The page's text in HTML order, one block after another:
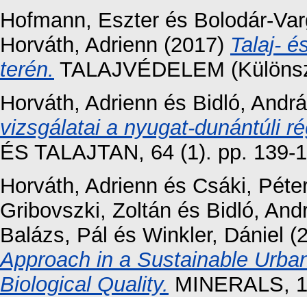
Hofmann, Eszter és Bolodár-
Horváth, Adrienn (2017) Talaj-
terén. TALAJVÉDELEM
Horváth, Adrienn és Bidló,
vizsgálatai a nyugat-dunántúli
ÉS TALAJTAN, 64 (1). pp. 139-
Horváth, Adrienn és Csáki,
Gribovszki, Zoltán és Bidló,
Balázs, Pál és Winkler, Dániel
Approach in a Sustainable
Biological Quality. MINERALS,